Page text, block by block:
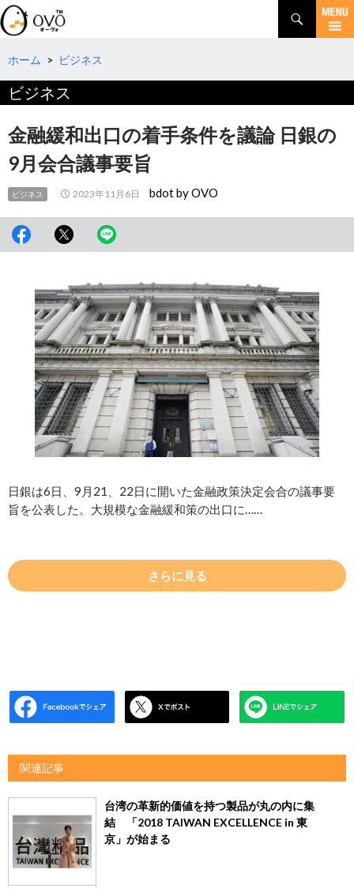
検
索
コ
テ
へ
動
ホーム > ビジネス
ビジネス
金融緩和出口の着手条件を議論 日銀の
9月会合議事要旨
ビジネス 2023年11月6日 bdot by OVO
日銀は6日、9月21、22日に開いた金融政策決定会合の議事要
旨を公表した。大規模な金融緩和策の出口に……
さらに見る
関連記事
台湾の革新的価値を持つ製品が丸の内に集
結 「2018 TAIWAN EXCELLENCE in 東
京」が始まる